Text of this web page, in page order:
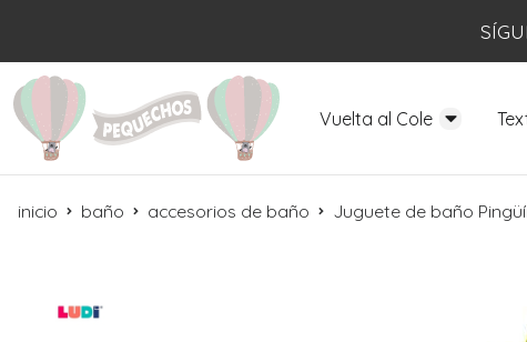
Vuelta al Cole
inicio baño accesorios de baño Juguete de baño